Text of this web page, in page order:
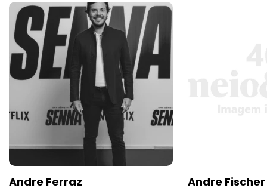
Andre Ferraz Andre Fischer